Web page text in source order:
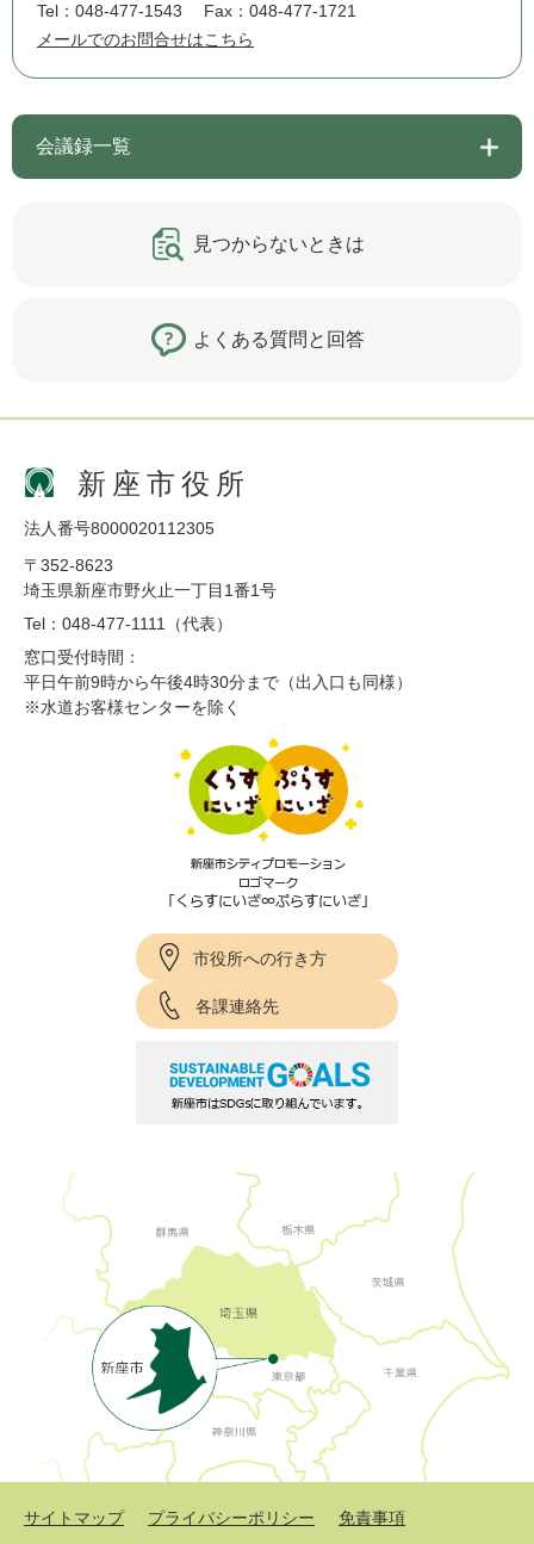
Tel：048-477-1543
Fax：048-477-1721
メールでのお問合せはこちら
会議録一覧
見つからないときは
よくある質問と回答
新座市役所
法人番号8000020112305
〒352-8623
埼玉県新座市野火止一丁目1番1号
Tel：048-477-1111（代表）
窓口受付時間：
平日午前9時から午後4時30分まで（出入口も同様）
※水道お客様センターを除く
市役所への行き方
各課連絡先
サイトマップ プライバシーポリシー 免責事項